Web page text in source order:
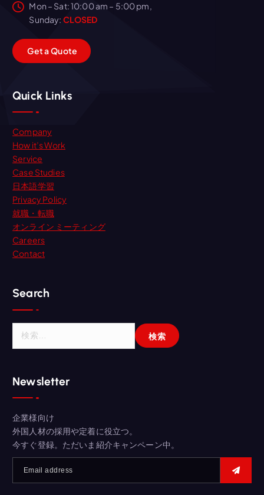
Mon – Sat: 10:00 am – 5:00 pm,
Sunday: CLOSED
GetaQuote
Quick Links
Company
How it’s Work
Service
Case Studies
日本語学習
Privacy Policy
就職・転職
オンライン ミーティング
Careers
Contact
Search
Newsletter
企業様向け
外国人材の採用や定着に役立つ。
今すぐ登録。ただいま紹介キャンペーン中。